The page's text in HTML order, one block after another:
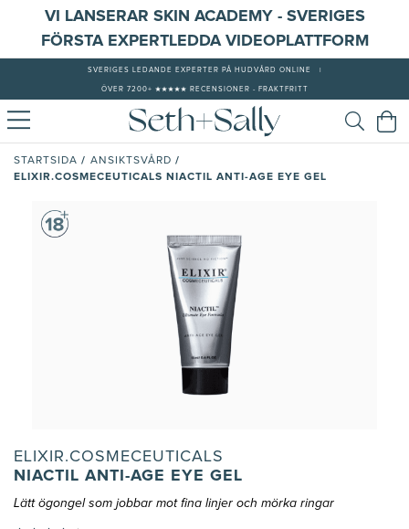
VI LANSERAR SKIN ACADEMY - SVERIGES
FÖRSTA EXPERTLEDDA VIDEOPLATTFORM
SVERIGES LEDANDE EXPERTER PÅ HUDVÅRD ONLINE
ÖVER 7200+ ★★★★★ RECENSIONER - FRAKTFRITT
STARTSIDA / ANSIKTSVÅRD /
ELIXIR.COSMECEUTICALS NIACTIL ANTI-AGE EYE GEL
ELIXIR.COSMECEUTICALS
NIACTIL ANTI-AGE EYE GEL
Lätt ögongel som jobbar mot fina linjer och mörka ringar